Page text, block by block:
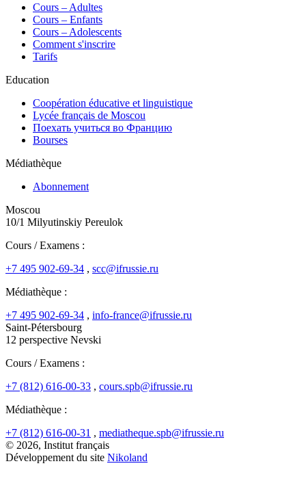
Сours – Adultes
Cours – Enfants
Cours – Adolescents
Comment s'inscrire
Tarifs
Education
Coopération éducative et linguistique
Lycée français de Moscou
Поехать учиться во Францию
Bourses
Médiathèque
Abonnement
Moscou
10/1 Milyutinskiy Pereulok
Cours / Examens :
+7 495 902-69-34 , scc@ifrussie.ru
Médiathèque :
+7 495 902-69-34 , info-france@ifrussie.ru
Saint-Pétersbourg
12 perspective Nevski
Cours / Examens :
+7 (812) 616-00-33 , cours.spb@ifrussie.ru
Médiathèque :
+7 (812) 616-00-31 , mediatheque.spb@ifrussie.ru
© 2026, Institut français
Développement du site Nikoland